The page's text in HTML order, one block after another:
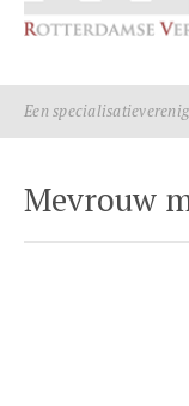
Een
Mevrouw